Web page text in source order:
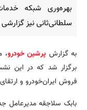
بهره‌وری شبکه
سلطانی‌ثانی نیز گزارشی از عملکرد ۱۴ ماه
به گزارش پرشین خودرو،
برگزار شد که در این
فروش ایران‌خودرو و
بابک سلاجقه مدیرعامل